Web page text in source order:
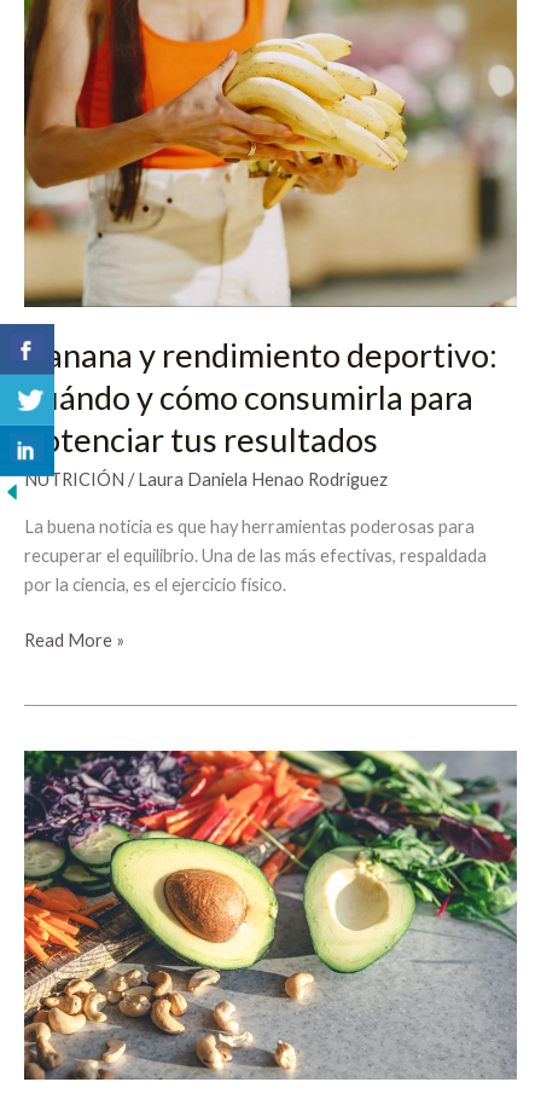
Banana y rendimiento deportivo:
cuándo y cómo consumirla para
potenciar tus resultados
NUTRICIÓN /Laura Daniela Henao Rodriguez
La buena noticia es que hay herramientas poderosas para
recuperar el equilibrio. Una de las más efectivas, respaldada
por la ciencia, es el ejercicio físico.
y
rendimiento
deportivo:
cuándo
y
cómo
consumirla
para
potenciar
resultados
Read More »
Las
grasas
como
nutrientes:
aliados
“silenciosos”
para
una
salud
óptima